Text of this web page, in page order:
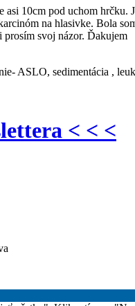
10cm pod uchom
na hlasivke. Bola
svoj názor. Ďakujem
ASLO, sedimentácia ,
< < <